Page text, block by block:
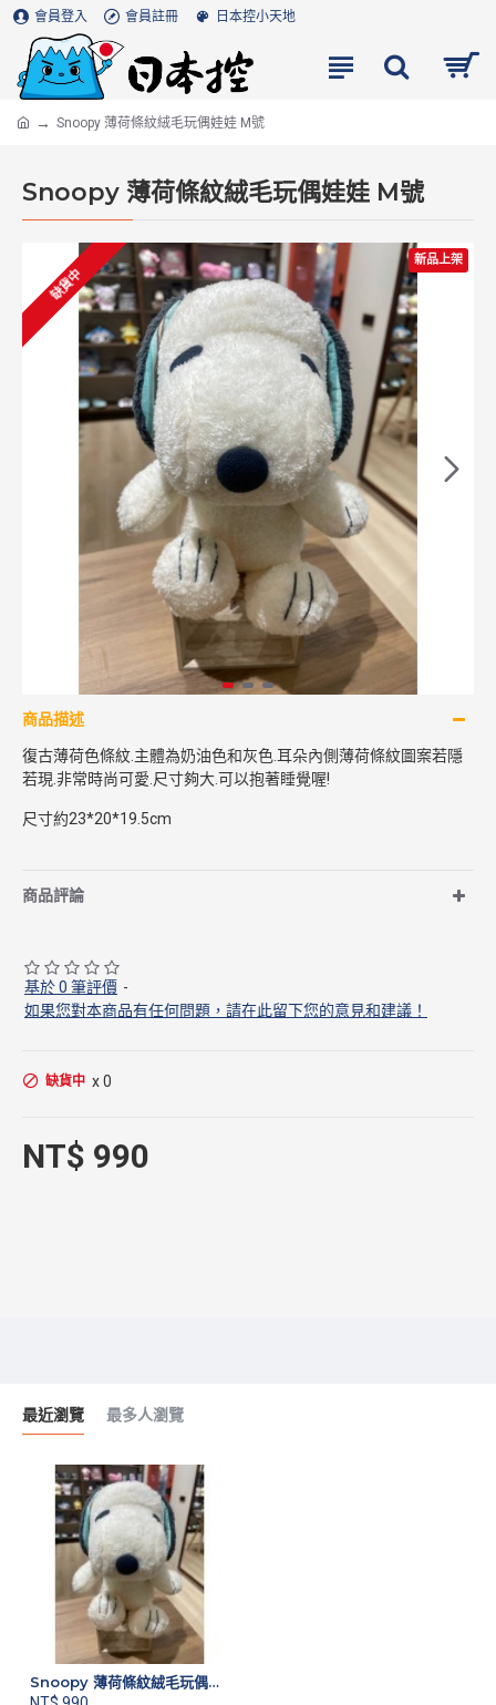
會員登入 會員註冊 日本控小天地
Snoopy 薄荷條紋絨毛玩偶娃娃 M號
Snoopy 薄荷條紋絨毛玩偶娃娃 M號
新品上架
缺貨中
商品描述
復古薄荷色條紋.主體為奶油色和灰色.耳朵內側薄荷條紋圖案若隱
若現.非常時尚可愛.尺寸夠大.可以抱著睡覺喔!
尺寸約23*20*19.5cm
商品評論
基於 0 筆評價 -
如果您對本商品有任何問題，請在此留下您的意見和建議！
NT$ 990
缺貨中 x 0
最近瀏覽 最多人瀏覽
Snoopy 薄荷條紋絨毛玩偶娃娃 M號